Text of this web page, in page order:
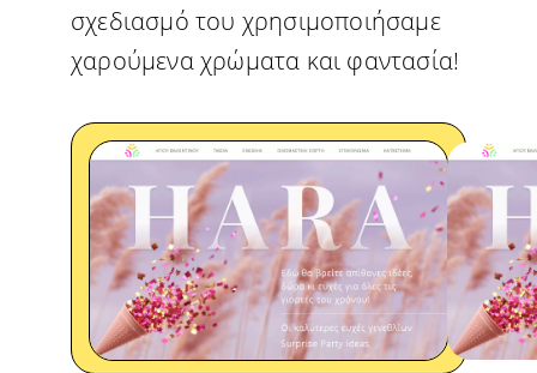
σχεδιασμό του χρησιμοποιήσαμε
χαρούμενα χρώματα και φαντασία!